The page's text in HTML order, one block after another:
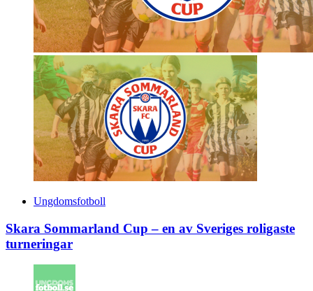
Ungdomsfotboll
Skara Sommarland Cup – en av Sveriges roligaste
turneringar